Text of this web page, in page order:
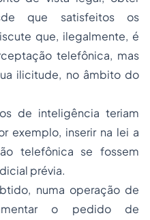
que satisfeitos os
que, ilegalmente, é
telefônica, mas
ilicitude, no âmbito do
de inteligência teriam
exemplo, inserir na lei a
telefônica se fossem
prévia.
numa operação de
o pedido de